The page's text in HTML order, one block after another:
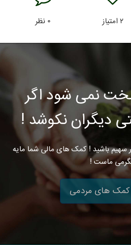
۲ امتیاز ۰ نظر
نمی شود اگر
دیگران نکوشد !
سهیم باشید ! کمک های مالی شما مایه
ماست !
کمک های مردمی